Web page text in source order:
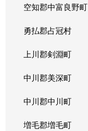
空知郡中富良野町
勇払郡占冠村
上川郡剣淵町
中川郡美深町
中川郡中川町
増毛郡増毛町